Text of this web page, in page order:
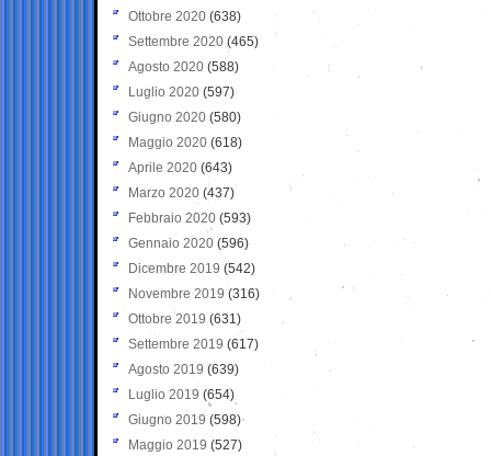
Ottobre 2020 (638)
Settembre 2020(465)
Agosto 2020 (588)
Luglio 2020 (597)
Giugno 2020 (580)
Maggio 2020 (618)
Aprile 2020 (643)
Marzo 2020 (437)
Febbraio 2020 (593)
Gennaio 2020 (596)
Dicembre 2019 (542)
Novembre 2019 (316)
Ottobre 2019 (631)
Settembre 2019 (617)
Agosto 2019 (639)
Luglio 2019 (654)
Giugno 2019 (598)
Maggio 2019 (527)